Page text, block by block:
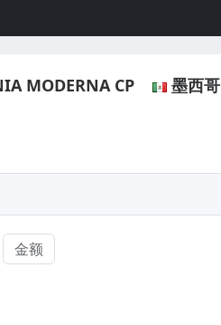
MODERNA CP 墨西哥
金额